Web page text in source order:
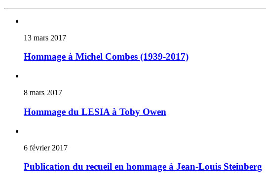
13 mars 2017
Hommage à Michel Combes (1939-2017)
8 mars 2017
Hommage du LESIA à Toby Owen
6 février 2017
Publication du recueil en hommage à Jean-Louis Steinberg